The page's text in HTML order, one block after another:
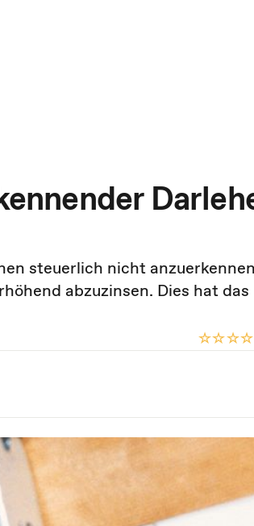
steuerlich nicht
abzuzinsen. Dies hat das